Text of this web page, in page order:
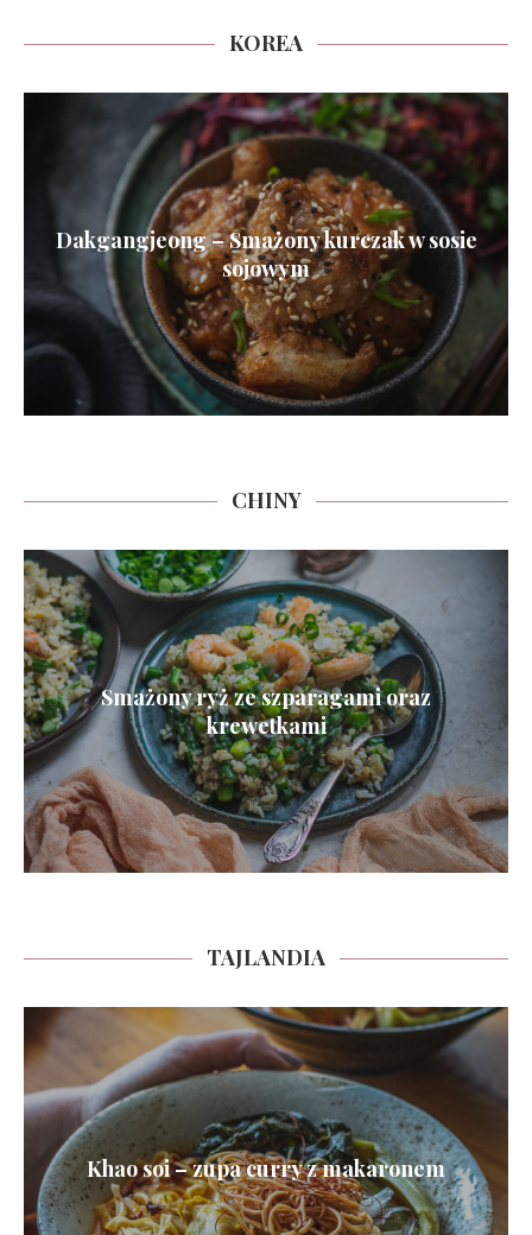
KOREA
Dakgangjeong – Smażony kurczak w sosie
sojowym
CHINY
Smażony ryż ze szparagami oraz
krewetkami
TAJLANDIA
Khao soi – zupa curry z makaronem